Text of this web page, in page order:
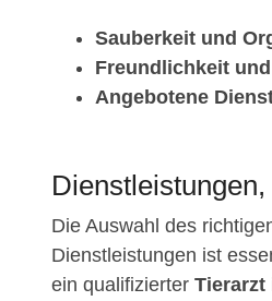
Sauberkeit und
Freundlichkeit
Angebotene
Die Auswahl des
Dienstleistungen ist
ein qualifizierter Tierarzt